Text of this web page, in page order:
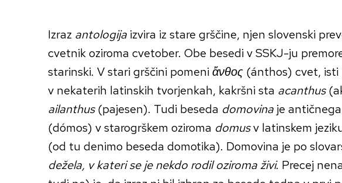
Izraz antologija izvira iz stare grščine, njen slovenski
cvetnik oziroma cvetober. Obe besedi v SSKJ-ju
starinski. V stari grščini pomeniἄνθος (ánthos) cvet, isti
v nekaterih latinskih tvorjenkah, kakršni sta acanthus
ailanthus(pajesen). Tudi beseda domovina je
(dómos) v starogrškem oziroma domusv latinskem
(od tu denimo beseda domotika). Domovina je po
dežela, v kateri se je nekdo rodil oziroma živi. Precej